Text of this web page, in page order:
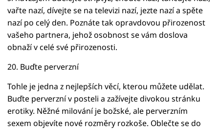
vařte nazí, dívejte se na televizi nazí, jezte nazí a spěte
nazí po celý den. Poznáte tak opravdovou přirozenost
vašeho partnera, jehož osobnost se vám doslova
obnaží v celé své přirozenosti.
20. Buďte perverzní
Tohle je jedna z nejlepších věcí, kterou můžete udělat.
Buďte perverzní v posteli a zažívejte divokou stránku
erotiky. Něžné milování je božské, ale perverzním
sexem objevíte nové rozměry rozkoše. Oblečte se do